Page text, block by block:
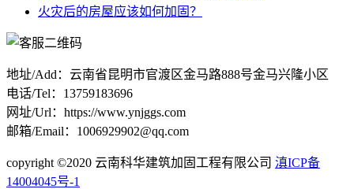
火灾后的房屋应该如何加固？
地址/Add：云南省昆明市官渡区金马路888号金马兴隆小区
电话/Tel：13759183696
网址/Url：https://www.ynjggs.com
邮箱/Email：1006929902@qq.com
copyright ©2020 云南科华建筑加固工程有限公司 滇ICP备
14004045号-1